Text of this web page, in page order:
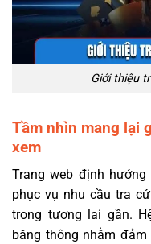
Giới thiệu
Tầm nhìn mang lại
xem
Trang web định
phục vụ nhu cầu tra
trong tương lai gần.
băng thông nhằm